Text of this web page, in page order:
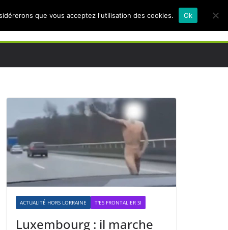
ACTUALITÉ HORS LORRAINE T'ES FRONTALIER SI
Luxembourg : il marche
que vous acceptez l'utilisation des cookies. Ok